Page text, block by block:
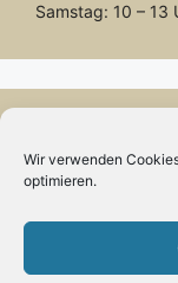
Wir verwenden
optimieren.
Samstag: 10 – 13